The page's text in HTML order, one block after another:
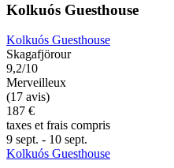
Kolkuós Guesthouse
Kolkuós Guesthouse
Skagafjörour
9,2/10
Merveilleux
(17 avis)
187 €
taxes et frais compris
9 sept. - 10 sept.
Kolkuós Guesthouse